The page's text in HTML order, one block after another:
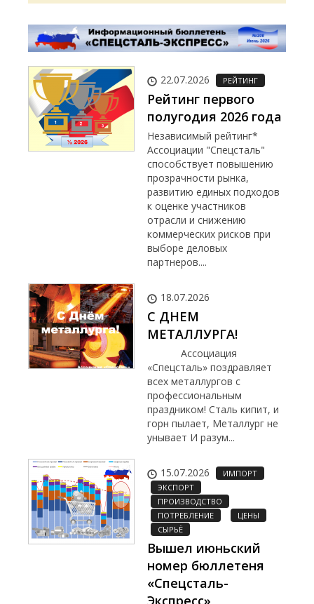
22.07.2026 РЕЙТИНГ
Рейтинг первого
полугодия 2026 года
Независимый рейтинг*
Ассоциации "Спецсталь"
способствует повышению
прозрачности рынка,
развитию единых подходов
к оценке участников
отрасли и снижению
коммерческих рисков при
выборе деловых
партнеров....
18.07.2026
С ДНЕМ
МЕТАЛЛУРГА!
Ассоциация
«Спецсталь» поздравляет
всех металлургов с
профессиональным
праздником! Сталь кипит, и
горн пылает, Металлург не
унывает И разум...
15.07.2026
ИМПОРТ
ЭКСПОРТ
ПРОИЗВОДСТВО
ПОТРЕБЛЕНИЕ
ЦЕНЫ
СЫРЬЁ
Вышел июньский
номер бюллетеня
«Спецсталь-
Экспресс»